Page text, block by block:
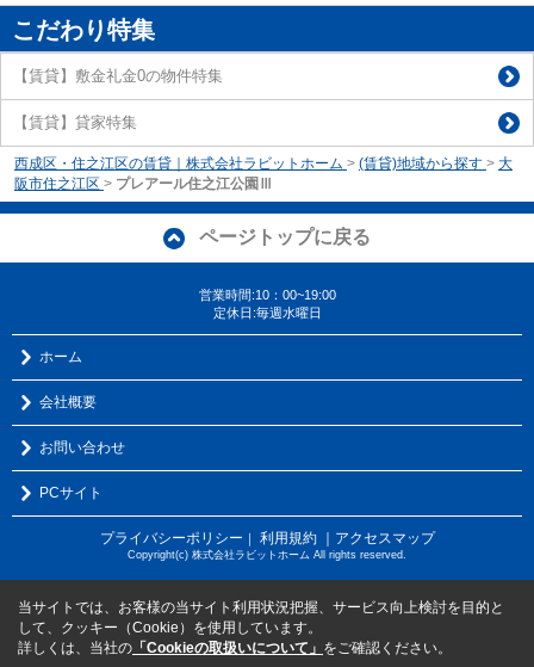
こだわり特集
【賃貸】敷金礼金0の物件特集
【賃貸】貸家特集
西成区・住之江区の賃貸｜株式会社ラビットホーム > (賃貸)地域から探す > 大
阪市住之江区 > プレアール住之江公園Ⅲ
ページトップに戻る
営業時間:10：00~19:00
定休日:毎週水曜日
ホーム
会社概要
お問い合わせ
PCサイト
プライバシーポリシー 利用規約 ｜アクセスマップ
Copyright(c) 株式会社ラビットホーム All rights reserved.
当サイトでは、お客様の当サイト利用状況把握、サービス向上検討を目的と
して、クッキー（Cookie）を使用しています。
詳しくは、当社の 「Cookieの取扱いについて」 をご確認ください。